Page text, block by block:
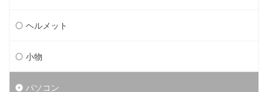
ヘルメット
小物
パソコン